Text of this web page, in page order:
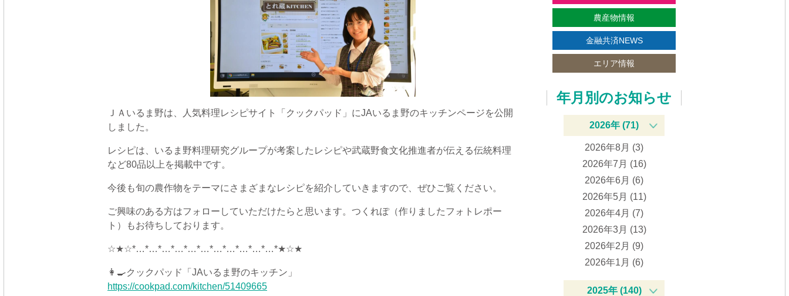
ＪＡいるま野は、人気料理レシピサイト「クックパッド」にJAいるま野のキッチンページを公開
しました。
レシピは、いるま野料理研究グループが考案したレシピや武蔵野食文化推進者が伝える伝統料理
など80品以上を掲載中です。
今後も旬の農作物をテーマにさまざまなレシピを紹介していきますので、ぜひご覧ください。
ご興味のある方はフォローしていただけたらと思います。 つくれぽ（作りましたフォトレポー
ト）もお待ちしております。
☆★☆*…*…*…*…*…*…*…*…*…*…*…*★☆★
👩‍🍳クックパッド「JAいるま野のキッチン」
https://cookpad.com/kitchen/51409665
農産物情報
金融共済NEWS
エリア情報
年月別のお知らせ
2026年 (71)
2026年8月 (3)
2026年7月 (16)
2026年6月 (6)
2026年5月 (11)
2026年4月 (7)
2026年3月 (13)
2026年2月 (9)
2026年1月 (6)
2025年 (140)